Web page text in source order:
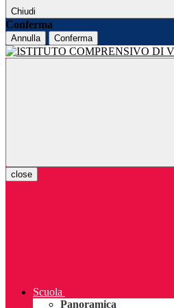
Chiudi
Conferma
Annulla Conferma
close
Scuola
Panoramica